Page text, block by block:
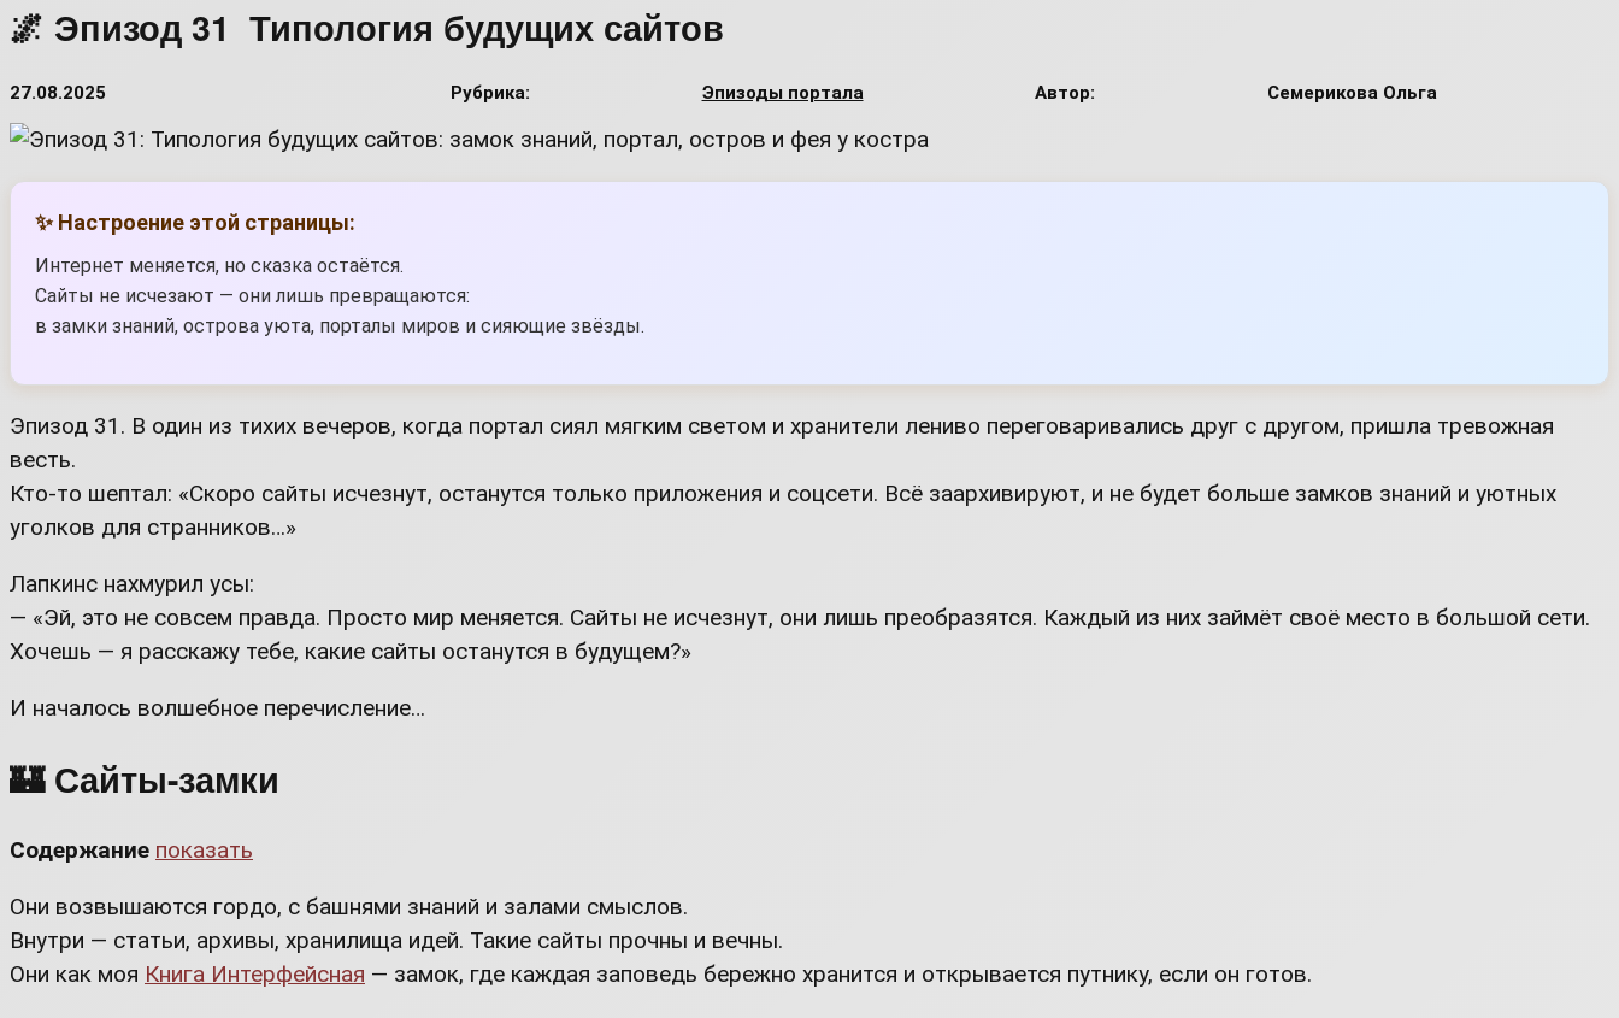
🌌 Эпизод 31 Типология будущих сайтов
27.08.2025 Рубрика: Эпизоды портала Автор: Семерикова Ольга
✨ Настроение этой страницы:
Интернет меняется, но сказка остаётся.
Сайты не исчезают — они лишь превращаются:
в замки знаний, острова уюта, порталы миров и сияющие звёзды.
Эпизод 31. В один из тихих вечеров, когда портал сиял мягким светом и хранители лениво переговаривались друг с другом, пришла тревожная
весть.
Кто-то шептал: «Скоро сайты исчезнут, останутся только приложения и соцсети. Всё заархивируют, и не будет больше замков знаний и уютных
уголков для странников…»
Лапкинс нахмурил усы:
— «Эй, это не совсем правда. Просто мир меняется. Сайты не исчезнут, они лишь преобразятся. Каждый из них займёт своё место в большой сети.
Хочешь — я расскажу тебе, какие сайты останутся в будущем?»
И началось волшебное перечисление…
🏰 Сайты-замки
Содержание показать
Они возвышаются гордо, с башнями знаний и залами смыслов.
Внутри — статьи, архивы, хранилища идей. Такие сайты прочны и вечны.
Они как моя Книга Интерфейсная — замок, где каждая заповедь бережно хранится и открывается путнику, если он готов.